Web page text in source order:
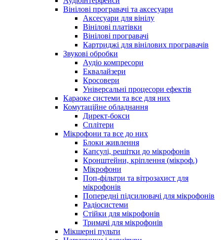
Вінілові програвачі та аксесуари
Аксесуари для вінілу
Вінілові платівки
Вінілові програвачі
Картриджі для вінілових програвачів
Звукові обробки
Аудіо компресори
Еквалайзери
Кросовери
Універсальні процесори ефектів
Караоке системи та все для них
Комутаційне обладнання
Директ-бокси
Сплітери
Мікрофони та все до них
Блоки живлення
Капсулі, решітки до мікрофонів
Кронштейни, кріплення (мікроф.)
Мікрофони
Поп-фільтри та вітрозахист для
мікрофонів
Попередні підсилювачі для мікрофонів
Радіосистеми
Стійки для мікрофонів
Тримачі для мікрофонів
Мікшерні пульти